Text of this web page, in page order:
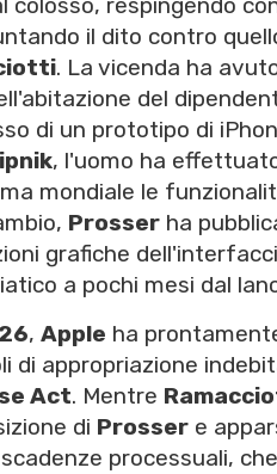
respingendo
il dito contro
. La vicenda ha
del
di un prototipo di
, l'uomo ha
mondiale le
Prosser ha
grafiche
a pochi mesi dal
, Apple ha
di appropriazione
Act. Mentre
di Prosser e
processuali,